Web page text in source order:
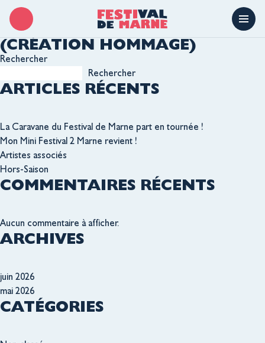
LIEU : LA GRANGE
VOULZY COLLECTION
(CRÉATION HOMMAGE)
Rechercher
Rechercher
ARTICLES RÉCENTS
La Caravane du Festival de Marne part en tournée !
Mon Mini Festival 2 Marne revient !
Artistes associés
Hors-Saison
COMMENTAIRES RÉCENTS
Aucun commentaire à afficher.
ARCHIVES
juin 2026
mai 2026
CATÉGORIES